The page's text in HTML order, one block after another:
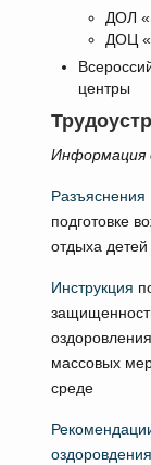
ДОЛ
ДОЦ
центры
Информация
Разъяснения
подготовке
отдыха
Инструкция
массовых
среде